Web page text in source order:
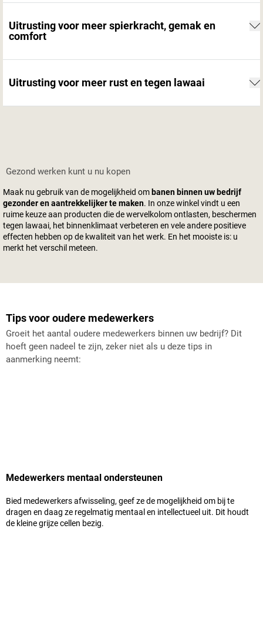
Uitrusting voor meer spierkracht, gemak en
comfort
Uitrusting voor meer rust en tegen lawaai
Gezond werken kunt u nu kopen
Maak nu gebruik van de mogelijkheid om banen binnen uw bedrijf
gezonder en aantrekkelijker te maken. In onze winkel vindt u een
ruime keuze aan producten die de wervelkolom ontlasten, beschermen
tegen lawaai, het binnenklimaat verbeteren en vele andere positieve
effecten hebben op de kwaliteit van het werk. En het mooiste is: u
merkt het verschil meteen.
Tips voor oudere medewerkers
Groeit het aantal oudere medewerkers binnen uw bedrijf? Dit
hoeft geen nadeel te zijn, zeker niet als u deze tips in
aanmerking neemt:
Medewerkers mentaal ondersteunen
Bied medewerkers afwisseling, geef ze de mogelijkheid om bij te
dragen en daag ze regelmatig mentaal en intellectueel uit. Dit houdt
de kleine grijze cellen bezig.